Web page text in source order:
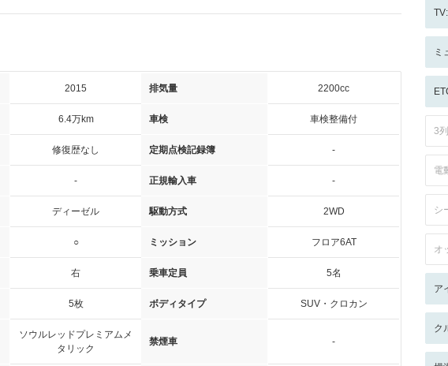
2015 排気量 2200cc
6.4万km 車検 車検整備付
修復歴なし 定期点検記録簿 -
- 正規輸入車 -
ディーゼル 駆動方式 2WD
○ ミッション フロア6AT
右 乗車定員 5名
5枚 ボディタイプ SUV・クロカン
ソウルレッドプレミアムメ
タリック
禁煙車 -
ミ
3
電
シ
オ
ア
ク